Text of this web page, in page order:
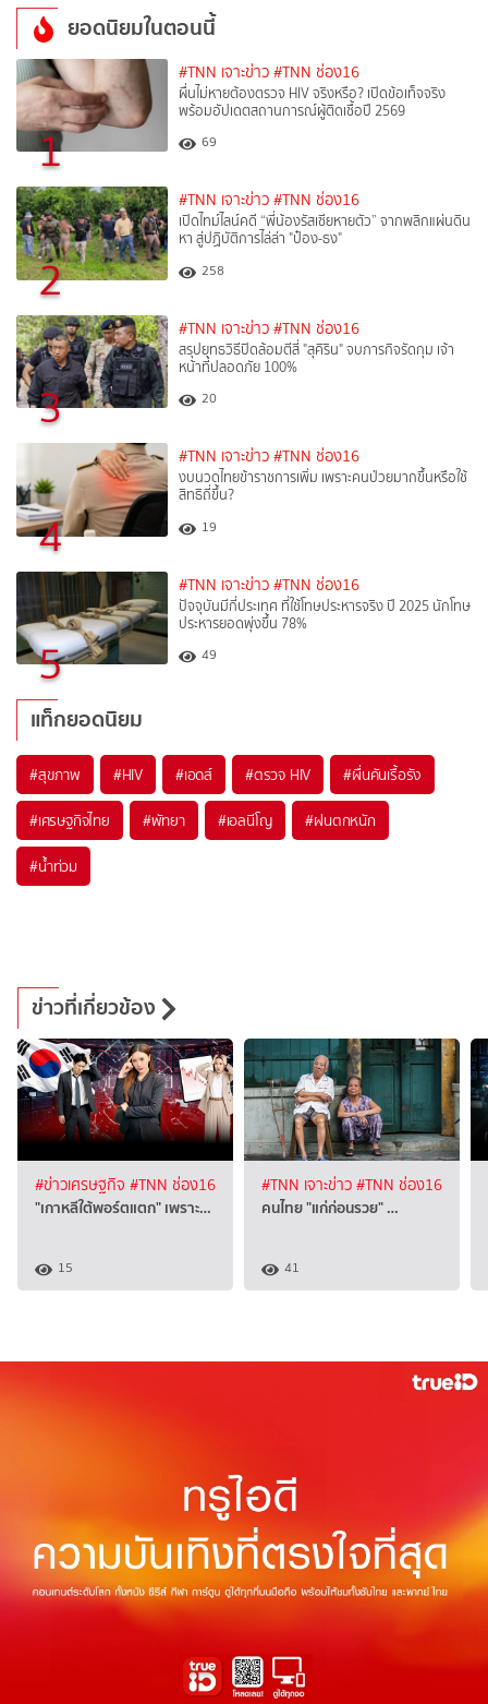
ยอดนิยมในตอนนี้
1
#TNN เจาะข่าว #TNN ช่อง16
ผื่นไม่หายต้องตรวจ HIV จริงหรือ? เปิดข้อเท็จจริง
พร้อมอัปเดตสถานการณ์ผู้ติดเชื้อปี 2569
69
2
#TNN เจาะข่าว #TNN ช่อง16
เปิดไทม์ไลน์คดี “พี่น้องรัสเซียหายตัว” จากพลิกแผ่นดิน
หา สู่ปฏิบัติการไล่ล่า "ป๋อง-ธง"
258
3
#TNN เจาะข่าว #TNN ช่อง16
สรุปยุทธวิธีปิดล้อมตีสี่ "สุคิริน" จบภารกิจรัดกุม เจ้า
หน้าที่ปลอดภัย 100%
20
4
#TNN เจาะข่าว #TNN ช่อง16
งบนวดไทยข้าราชการเพิ่ม เพราะคนป่วยมากขึ้นหรือใช้
สิทธิถี่ขึ้น?
19
5
#TNN เจาะข่าว #TNN ช่อง16
ปัจจุบันมีกี่ประเทศ ที่ใช้โทษประหารจริง ปี 2025 นักโทษ
ประหารยอดพุ่งขึ้น 78%
49
แท็กยอดนิยม
#สุขภาพ #HIV #เอดส์ #ตรวจ HIV #ผื่นคันเรื้อรัง
#เศรษฐกิจไทย #พัทยา #เอลนีโญ #ฝนตกหนัก
#น้ำท่วม
ข่าวที่เกี่ยวข้อง
#ข่าวเศรษฐกิจ #TNN ช่อง16
"เกาหลีใต้พอร์ตแตก" เพราะ…
15
#TNN เจาะข่าว#TNN ช่อง16
คนไทย "แก่ก่อนรวย" …
41